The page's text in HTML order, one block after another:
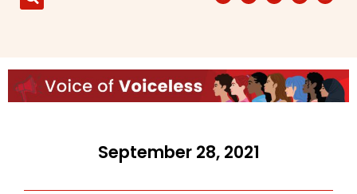
September 28, 2021